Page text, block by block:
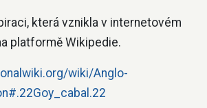
která vznikla v internetovém
platformě Wikipedie.
wiki/Anglo-